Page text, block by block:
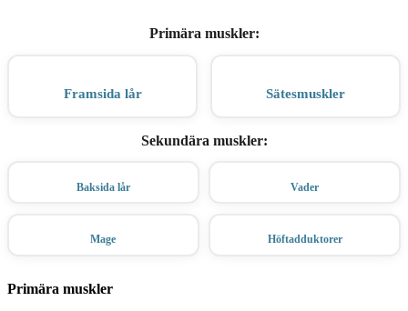
Primära muskler:
Framsida lår Sätesmuskler
Sekundära muskler:
Baksida lår Vader
Mage Höftadduktorer
Primära muskler